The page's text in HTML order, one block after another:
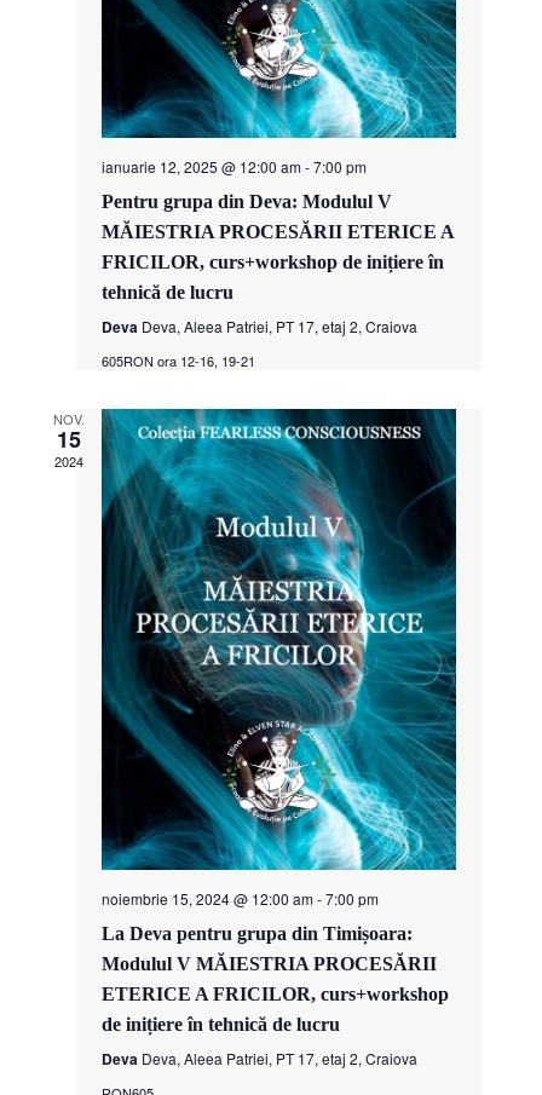
ianuarie 12, 2025 @ 12:00 am-7:00 pm
Pentru grupa din Deva: Modulul V
MĂIESTRIA PROCESĂRII ETERICE A
FRICILOR, curs+workshop de inițiere în
tehnică de lucru
Deva Deva, Aleea Patriei, PT 17, etaj 2, Craiova
605RON ora 12-16, 19-21
NOV.
15
2024
noiembrie 15, 2024 @ 12:00 am-7:00 pm
La Deva pentru grupa din Timișoara:
Modulul V MĂIESTRIA PROCESĂRII
ETERICE A FRICILOR, curs+workshop
de inițiere în tehnică de lucru
Deva Deva, Aleea Patriei, PT 17, etaj 2, Craiova